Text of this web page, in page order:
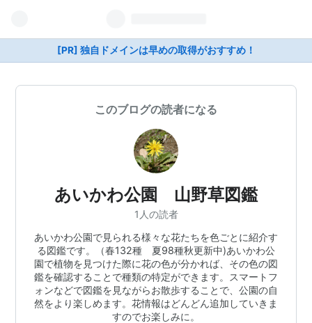
[PR] 独自ドメインは早めの取得がおすすめ！
このブログの読者になる
あいかわ公園 山野草図鑑
1人の読者
あいかわ公園で見られる様々な花たちを色ごとに紹介す
る図鑑です。（春132種 夏98種秋更新中)あいかわ公
園で植物を見つけた際に花の色が分かれば、その色の図
鑑を確認することで種類の特定ができます。スマートフ
ォンなどで図鑑を見ながらお散歩することで、公園の自
然をより楽しめます。花情報はどんどん追加していきま
すのでお楽しみに。